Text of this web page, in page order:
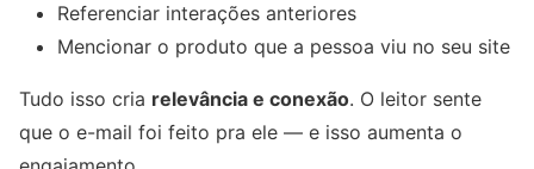
Referenciar interações anteriores
Mencionar o produto que a pessoa viu no seu site
Tudo isso cria relevância e conexão. O leitor sente
que o e-mail foi feito pra ele — e isso aumenta o